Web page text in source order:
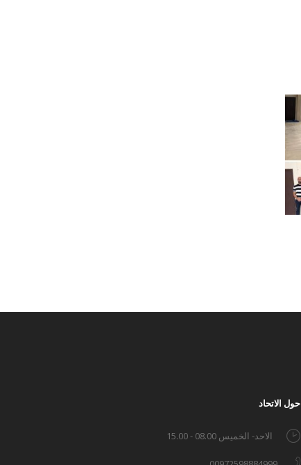
حول الاتحاد
الاحد- الخميس 08.00 - 15.00